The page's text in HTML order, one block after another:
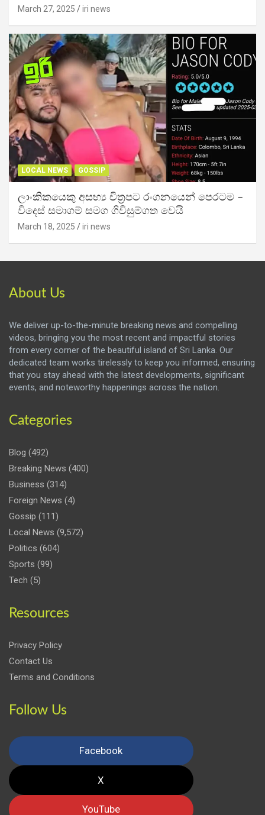
March 27, 2025 iri news
LOCAL NEWS GOSSIP
ලාංකිකයෙකු අසභ්‍ය චිත්‍රපට රංගනයෙන් පෙරටම –
විදෙස් සමාගම් සමග ගිවිසුම්ගත වෙයි
March 18, 2025 iri news
About Us
We deliver up-to-the-minute breaking news and compelling
videos, bringing you the most recent and impactful stories
from every corner of the beautiful island of Sri Lanka. Our
dedicated team works tirelessly to keep you informed, ensuring
that you stay ahead with the latest developments, significant
events, and noteworthy happenings across the nation.
Categories
Blog (492)
Breaking News (400)
Business (314)
Foreign News (4)
Gossip (111)
Local News (9,572)
Politics (604)
Sports (99)
Tech (5)
Resources
Privacy Policy
Contact Us
Terms and Conditions
Follow Us
Facebook
X
YouTube